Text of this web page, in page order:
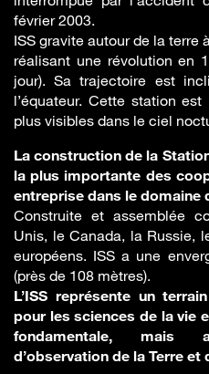
février 2003.
ISS gravite autour de la terre
réalisant une révolution en
jour). Sa trajectoire est
l’équateur. Cette station
plus visibles dans le ciel
La construction de la
la plus importante des
entreprise dans le domaine
Construite et assemblée
Unis, le Canada, la Russie,
européens. ISS a une
(près de 108 mètres).
L’ISS représente un
pour les sciences de la vie
fondamentale, mais
d’observation de la Terre et